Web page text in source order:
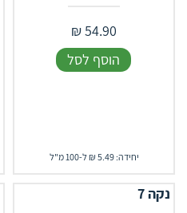
54.90
₪
הוסף לסל
יחידה: 5.49 ₪ ל-100 מ"ל
נקה 7